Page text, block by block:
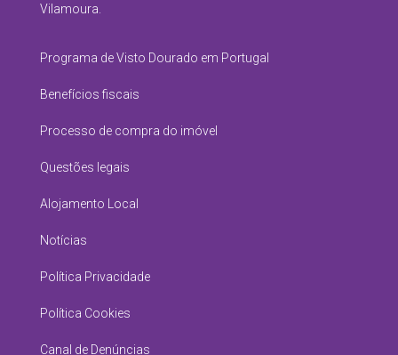
Vilamoura.
Programa de Visto Dourado em Portugal
Benefícios fiscais
Processo de compra do imóvel
Questões legais
Alojamento Local
Notícias
Política Privacidade
Política Cookies
Canal de Denúncias